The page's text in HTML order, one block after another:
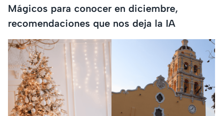
Mágicos para conocer en diciembre,
recomendaciones que nos deja la IA